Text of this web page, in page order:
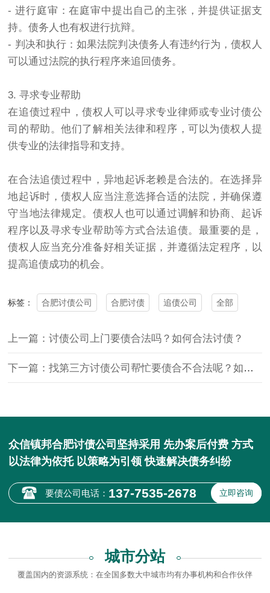
- 进行庭审：在庭审中提出自己的主张，并提供证据支
持。债务人也有权进行抗辩。
- 判决和执行：如果法院判决债务人有违约行为，债权人
可以通过法院的执行程序来追回债务。
3. 寻求专业帮助
在追债过程中，债权人可以寻求专业律师或专业讨债公
司 的帮助。他们了解相关法律和程序，可以为债权人提
供专业的法律指导和支持。
在合法追债过程中，异地起诉老赖是合法的。在选择异
地起诉时，债权人应当注意选择合适的法院，并确保遵
守当地法律规定。债权人也可以通过调解和协商、起诉
程序以及寻求专业帮助等方式合法追债。最重要的是，
债权人应当充分准备好相关证据，并遵循法定程序，以
提高追债成功的机会。
标签： 合肥讨债公司 合肥讨债 追债公司 全部
上一篇：讨债公司上门要债合法吗？如何合法讨债？
下一篇：找第三方讨债公司帮忙要债合不合法呢？如何合法讨债？
众信镇邦合肥讨债公司坚持采用 先办案后付费 方式
以法律为依托 以策略为引领 快速解决债务纠纷
要债公司电话： 137-7535-2678 立即咨询
城市分站
覆盖国内的资源系统：在全国多数大中城市均有办事机构和合作伙伴